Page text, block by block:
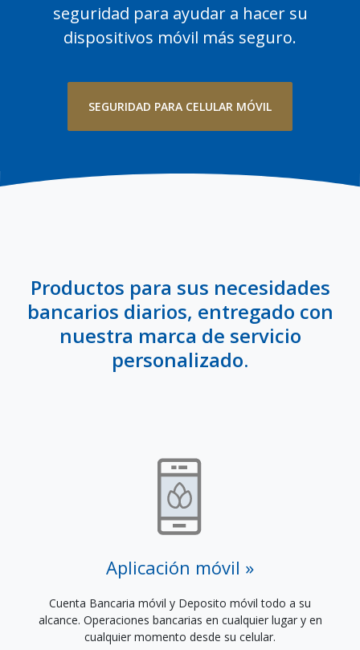
seguridad para ayudar a hacer su
dispositivos móvil más seguro.
SEGURIDAD PARA CELULAR MÓVIL
Productos para sus necesidades
bancarios diarios, entregado con
nuestra marca de servicio
personalizado.
Aplicación móvil
Cuenta Bancaria móvil y Deposito móvil todo a su
alcance. Operaciones bancarias en cualquier lugar y en
cualquier momento desde su celular.